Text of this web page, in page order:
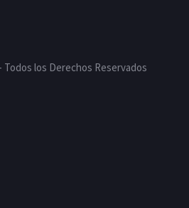
Todos los Derechos Reservados